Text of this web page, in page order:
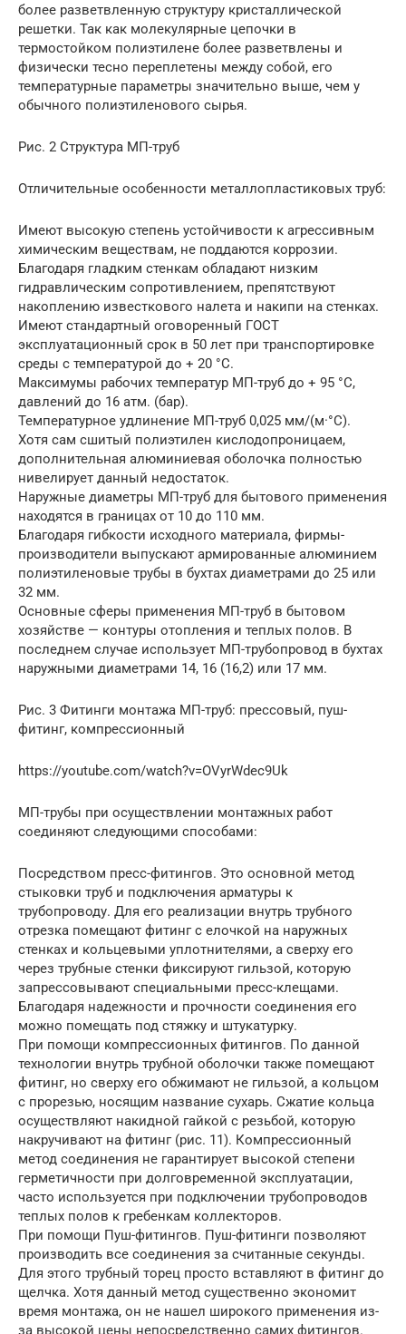
более разветвленную структуру кристаллической
решетки. Так как молекулярные цепочки в
термостойком полиэтилене более разветвлены и
физически тесно переплетены между собой, его
температурные параметры значительно выше, чем у
обычного полиэтиленового сырья.
Рис. 2 Структура МП-труб
Отличительные особенности металлопластиковых труб:
Имеют высокую степень устойчивости к агрессивным
химическим веществам, не поддаются коррозии.
Благодаря гладким стенкам обладают низким
гидравлическим сопротивлением, препятствуют
накоплению известкового налета и накипи на стенках.
Имеют стандартный оговоренный ГОСТ
эксплуатационный срок в 50 лет при транспортировке
среды с температурой до + 20 °С.
Максимумы рабочих температур МП-труб до + 95 °С,
давлений до 16 атм. (бар).
Температурное удлинение МП-труб 0,025 мм/(м·°С).
Хотя сам сшитый полиэтилен кислодопроницаем,
дополнительная алюминиевая оболочка полностью
нивелирует данный недостаток.
Наружные диаметры МП-труб для бытового применения
находятся в границах от 10 до 110 мм.
Благодаря гибкости исходного материала, фирмы-
производители выпускают армированные алюминием
полиэтиленовые трубы в бухтах диаметрами до 25 или
32 мм.
Основные сферы применения МП-труб в бытовом
хозяйстве — контуры отопления и теплых полов. В
последнем случае использует МП-трубопровод в бухтах
наружными диаметрами 14, 16 (16,2) или 17 мм.
Рис. 3 Фитинги монтажа МП-труб: прессовый, пуш-
фитинг, компрессионный
https://youtube.com/watch?v=OVyrWdec9Uk
МП-трубы при осуществлении монтажных работ
соединяют следующими способами:
Посредством пресс-фитингов. Это основной метод
стыковки труб и подключения арматуры к
трубопроводу. Для его реализации внутрь трубного
отрезка помещают фитинг с елочкой на наружных
стенках и кольцевыми уплотнителями, а сверху его
через трубные стенки фиксируют гильзой, которую
запрессовывают специальными пресс-клещами.
Благодаря надежности и прочности соединения его
можно помещать под стяжку и штукатурку.
При помощи компрессионных фитингов. По данной
технологии внутрь трубной оболочки также помещают
фитинг, но сверху его обжимают не гильзой, а кольцом
с прорезью, носящим название сухарь. Сжатие кольца
осуществляют накидной гайкой с резьбой, которую
накручивают на фитинг (рис. 11). Компрессионный
метод соединения не гарантирует высокой степени
герметичности при долговременной эксплуатации,
часто используется при подключении трубопроводов
теплых полов к гребенкам коллекторов.
При помощи Пуш-фитингов. Пуш-фитинги позволяют
производить все соединения за считанные секунды.
Для этого трубный торец просто вставляют в фитинг до
щелчка. Хотя данный метод существенно экономит
время монтажа, он не нашел широкого применения из-
за высокой цены непосредственно самих фитингов.